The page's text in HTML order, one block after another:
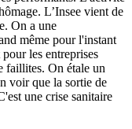
L’Insee vient de
On a une
même pour l'instant
les entreprises
faillites. On étale un
voir que la sortie de
une crise sanitaire